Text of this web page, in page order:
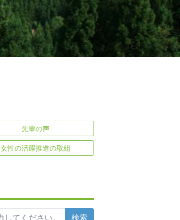
先輩の声
女性の活躍推進の取組
検索